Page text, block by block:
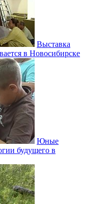
Выставка
в Новосибирске
Юные
будущего в